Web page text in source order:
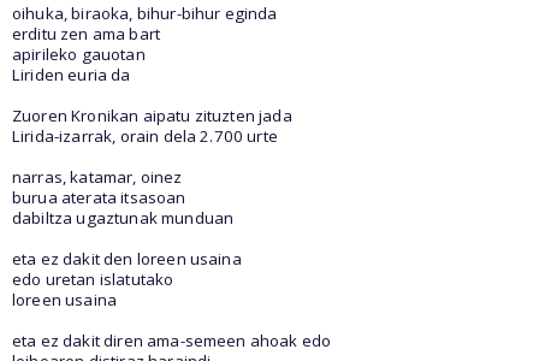
oihuka, biraoka, bihur-bihur eginda
erditu zen ama bart
apirileko gauotan
Liriden euria da
Zuoren Kronikan aipatu zituzten jada
Lirida-izarrak, orain dela 2.700 urte
narras, katamar, oinez
burua aterata itsasoan
dabiltza ugaztunak munduan
eta ez dakit den loreen usaina
edo uretan islatutako
loreen usaina
eta ez dakit diren ama-semeen ahoak edo